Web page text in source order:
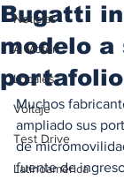
Noticias
A Motor
Locales
Voltaje
Test Drive
Latinoamérica
Bugatti
modelo a
Muchos
ampliado sus
de
fuente de